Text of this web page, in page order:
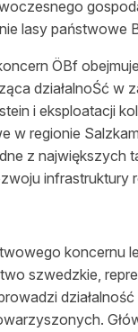
lasy państwowe
ÖBf
działalnoŚć
i eksploatacji
w regionie
z największych
infrastruktury
koncernu
szwedzkie,
działalność